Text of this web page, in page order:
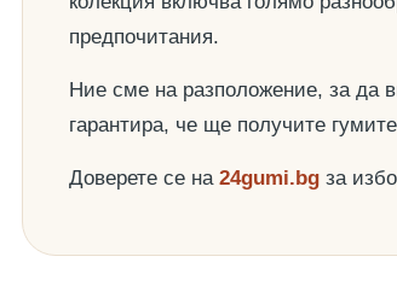
предпочитания.
Ние сме на разположение, за да
гарантира, че ще получите
Доверете се на 24gumi.bg за